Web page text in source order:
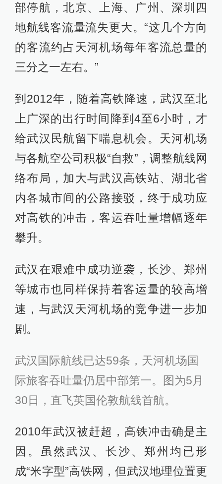
部停航，北京、上海、广州、深圳四
地航线客流量流失更大。“这几个方向
的客流约占天河机场每年客流总量的
三分之一左右。”
到2012年，随着高铁降速，武汉至北
上广深的出行时间降到4至6小时，才
给武汉民航留下喘息机会。天河机场
与各航空公司积极“自救”，调整航线网
络布局，加大与武汉高铁站、湖北省
内各城市间的公路接驳，终于成功应
对高铁的冲击，客运吞吐量增幅逐年
攀升。
武汉在艰难中成功逆袭，长沙、郑州
等城市也同样保持着客运量的较高增
速，与武汉天河机场的竞争进一步加
剧。
武汉国际航线已达59条，天河机场国
际旅客吞吐量仍居中部第一。图为5月
30日，直飞英国伦敦航线首航。
2010年武汉被赶超，高铁冲击确是主
因。虽然武汉、长沙、郑州均已形
成“米字型”高铁网，但武汉地理位置更